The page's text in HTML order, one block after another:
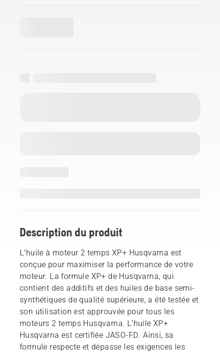
Description du produit
L’huile à moteur 2 temps XP+ Husqvarna est
conçue pour maximiser la performance de votre
moteur. La formule XP+ de Husqvarna, qui
contient des additifs et des huiles de base semi-
synthétiques de qualité supérieure, a été testée et
son utilisation est approuvée pour tous les
moteurs 2 temps Husqvarna. L’huile XP+
Husqvarna est certifiée JASO-FD. Ainsi, sa
formule respecte et dépasse les exigences les